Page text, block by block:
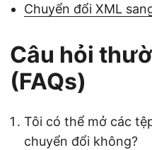
Chuyển đổi XML
Câu hỏi
(FAQs)
Tôi có thể mở các
chuyển đổi không?